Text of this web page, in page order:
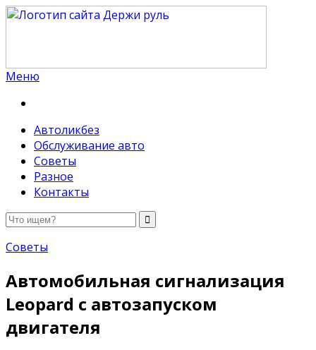
Меню
Автоликбез
Обслуживание авто
Советы
Разное
Контакты
Советы
Автомобильная сигнализация
Leopard с автозапуском
двигателя